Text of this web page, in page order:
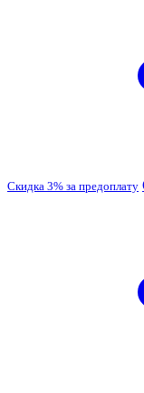
Скидка 3% за предоплату